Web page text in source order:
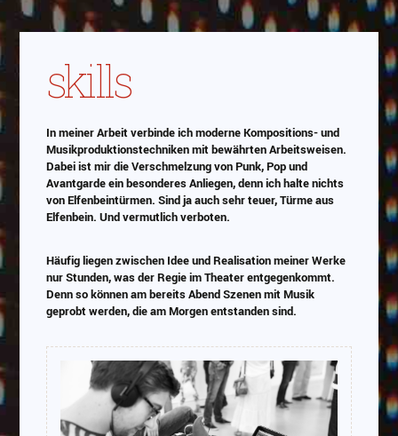
skills
In meiner Arbeit verbinde ich moderne Kompositions- und
Musikproduktionstechniken mit bewährten Arbeitsweisen.
Dabei ist mir die Verschmelzung von Punk, Pop und
Avantgarde ein besonderes Anliegen, denn ich halte nichts
von Elfenbeintürmen. Sind ja auch sehr teuer, Türme aus
Elfenbein. Und vermutlich verboten.
Häufig liegen zwischen Idee und Realisation meiner Werke
nur Stunden, was der Regie im Theater entgegenkommt.
Denn so können am bereits Abend Szenen mit Musik
geprobt werden, die am Morgen entstanden sind.